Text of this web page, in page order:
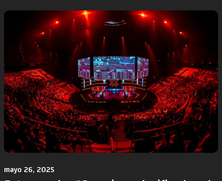
mayo 26, 2025